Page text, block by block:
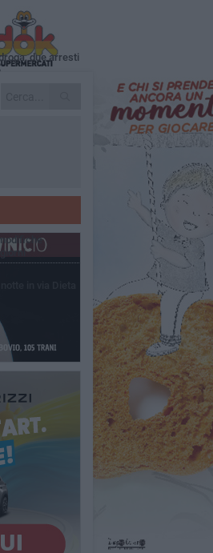
due arresti
Pastasciutta
un
in via Dieta